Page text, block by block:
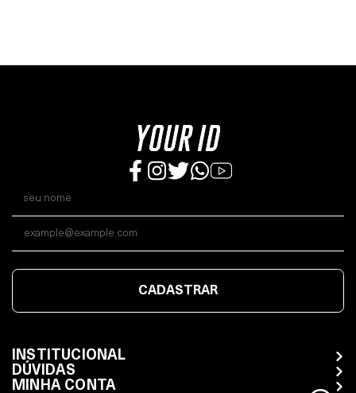
CADASTRAR
INSTITUCIONAL
DÚVIDAS
MINHA CONTA